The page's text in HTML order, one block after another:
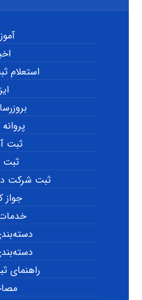
استعلام
ثبت
ثبت
ثبت شرکت
راهنمای